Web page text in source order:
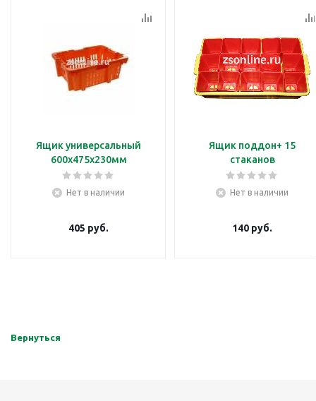
Ящик универсальный
600х475х230мм
Нет в наличии
405 руб.
Ящик поддон+ 15
стаканов
Нет в наличии
140 руб.
Вернуться